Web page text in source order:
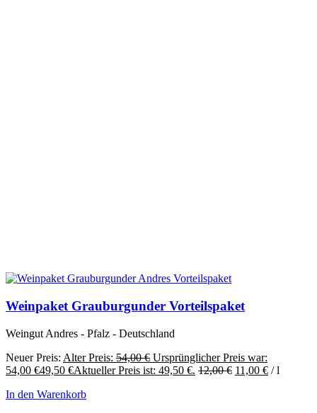
Weinpaket Grauburgunder Vorteilspaket
Weingut Andres - Pfalz - Deutschland
Neuer Preis: Alter Preis: 54,00€ Ursprünglicher Preis war:
54,00 €49,50 €Aktueller Preis ist: 49,50 €. 12,00€ 11,00 € /l
In den Warenkorb